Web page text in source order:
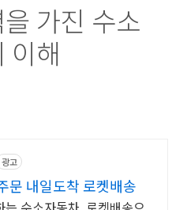
가진 수소
이해
광고
문 내일도착 로켓배송